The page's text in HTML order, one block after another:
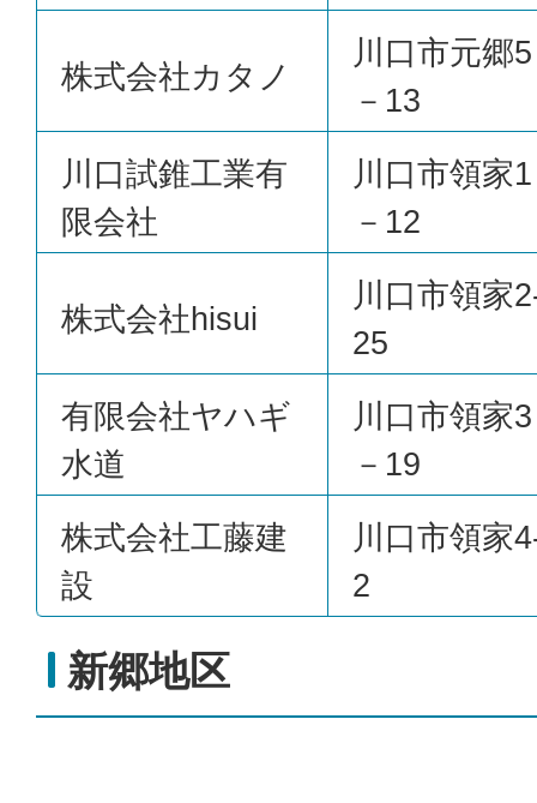
株式会社カタノ
川口市元郷
－13
川口試錐工業有
限会社
川口市領家
－12
株式会社hisui
川口市領家
25
有限会社ヤハギ
水道
川口市領家
－19
株式会社工藤建
設
川口市領家
2
新郷地区